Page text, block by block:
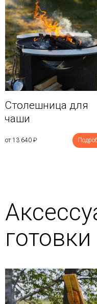
Столешница для
чаши
от 13 640 ₽
готовки